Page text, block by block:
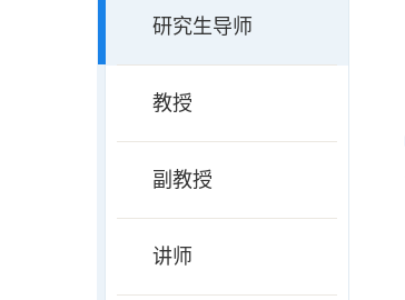
研究生导师
教授
副教授
讲师